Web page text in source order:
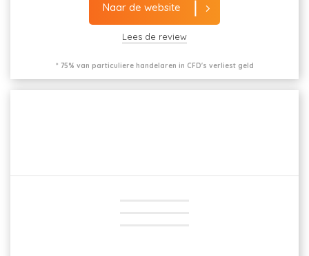
Naar de website
Lees de review
* 75% van particuliere handelaren in CFD's verliest geld